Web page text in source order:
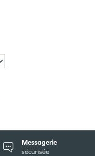
Messagerie
sécurisée